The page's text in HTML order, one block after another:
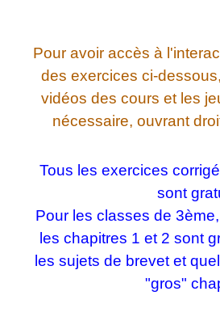
Pour avoir accès à
des exercices ci-
vidéos des cours et les
nécessaire, ouvrant
Tous les exercices
sont
Pour les classes de
les chapitres 1 et 2 sont
les sujets de brevet et
"gros"